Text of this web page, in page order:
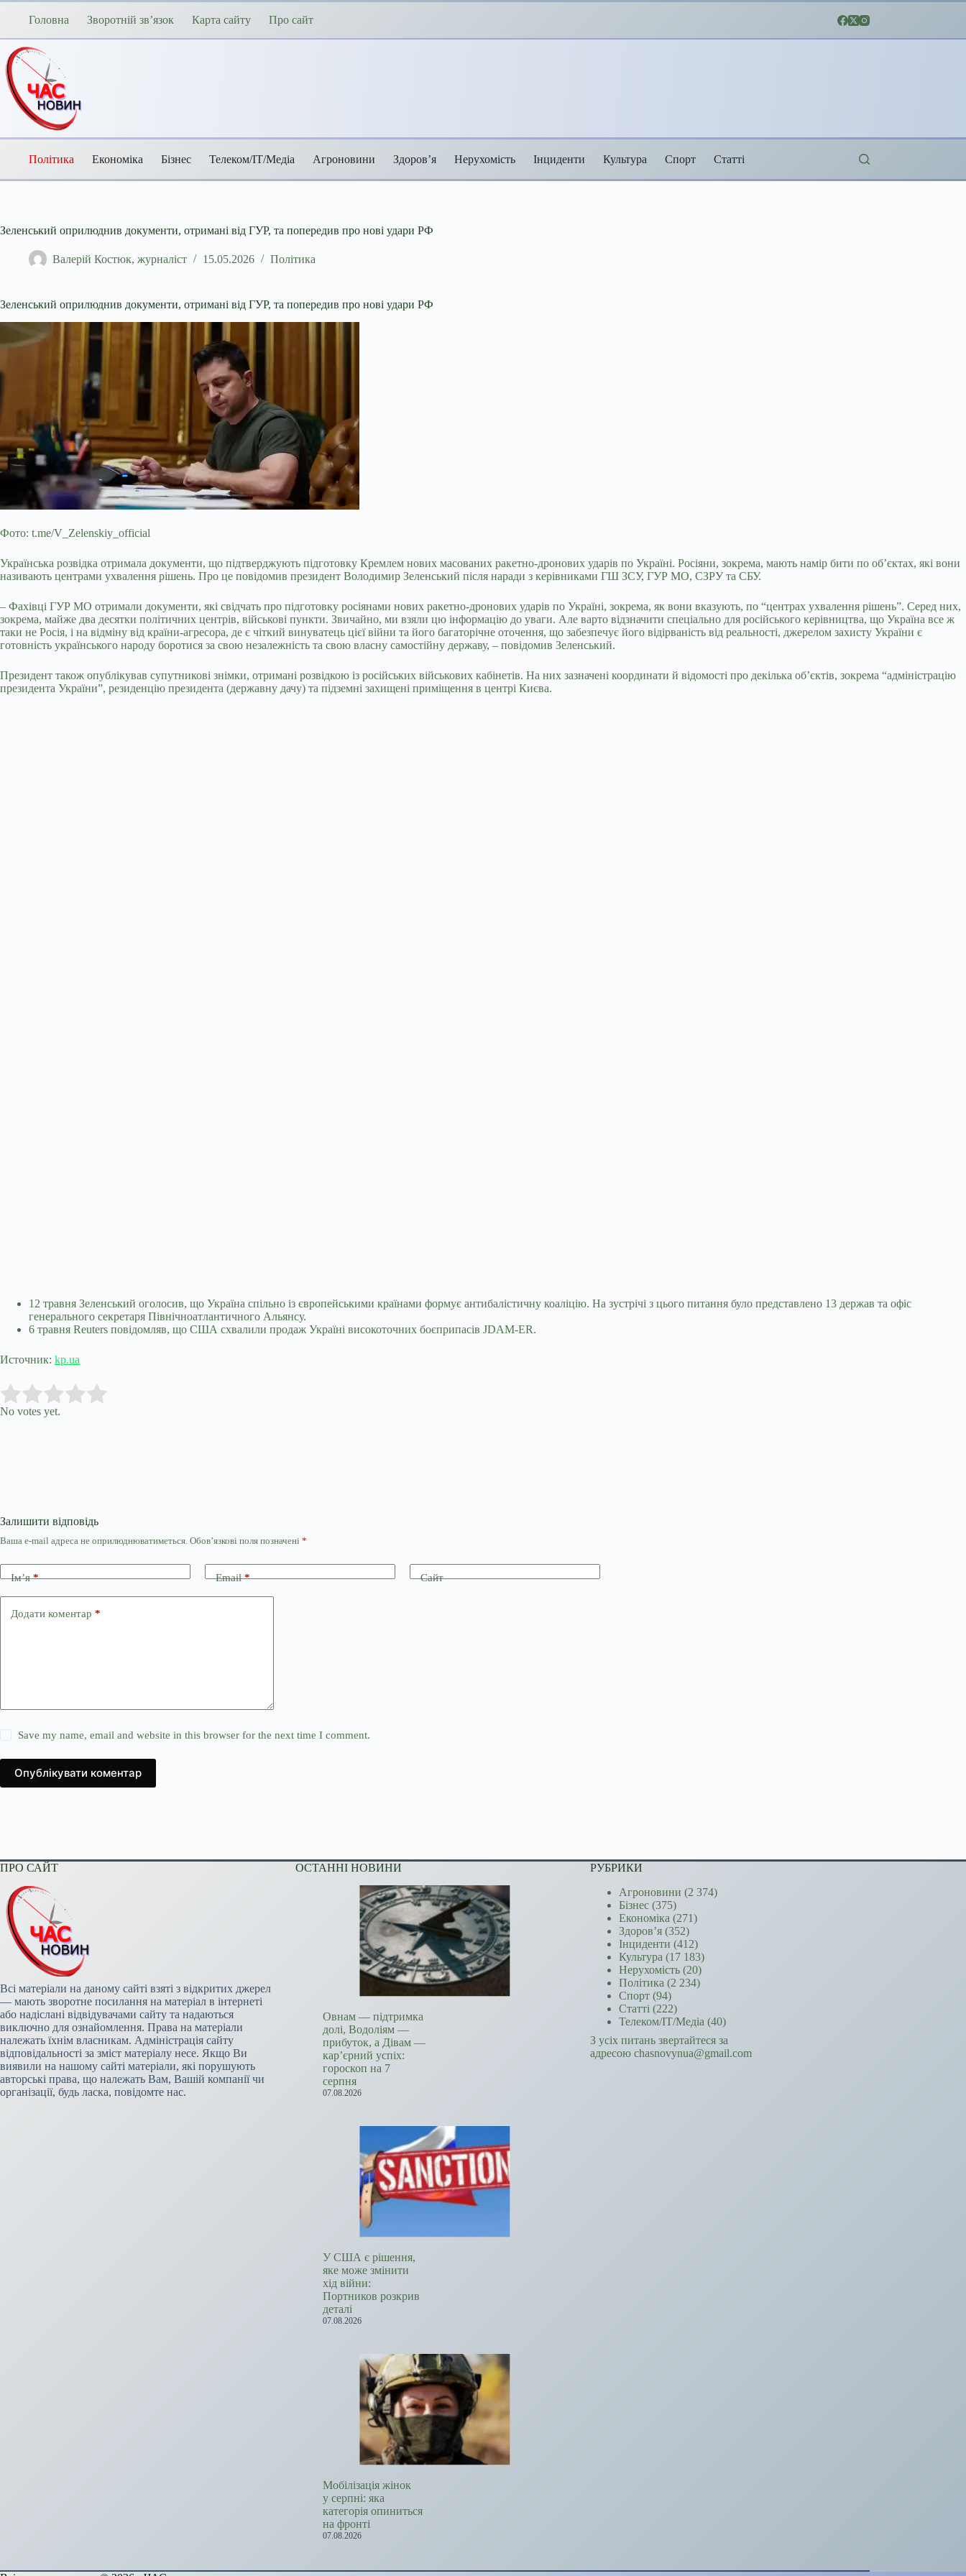
Перейти
Головна Зворотній зв’язок Карта сайту Про сайт
Політика Економіка Бізнес Телеком/ІТ/Медіа Агроновини Здоров’я Нерухомість Інциденти Культура Спорт Статті
Зеленський оприлюднив документи, отримані від ГУР, та попередив про нові удари РФ
Валерій Костюк, журналіст 15.05.2026 Політика
Зеленський оприлюднив документи, отримані від ГУР, та попередив про нові удари РФ
Фото: t.me/V_Zelenskiy_official
Українська розвідка отримала документи, що підтверджують підготовку Кремлем нових масованих ракетно-дронових ударів по Україні. Росіяни, зокрема, мають намір бити по об’єктах, які вони
називають центрами ухвалення рішень. Про це повідомив президент Володимир Зеленський після наради з керівниками ГШ ЗСУ, ГУР МО, СЗРУ та СБУ.
– Фахівці ГУР МО отримали документи, які свідчать про підготовку росіянами нових ракетно-дронових ударів по Україні, зокрема, як вони вказують, по “центрах ухвалення рішень”. Серед них,
зокрема, майже два десятки політичних центрів, військові пункти. Звичайно, ми взяли цю інформацію до уваги. Але варто відзначити спеціально для російського керівництва, що Україна все ж
таки не Росія, і на відміну від країни-агресора, де є чіткий винуватець цієї війни та його багаторічне оточення, що забезпечує його відірваність від реальності, джерелом захисту України є
готовність українського народу боротися за свою незалежність та свою власну самостійну державу, – повідомив Зеленський.
Президент також опублікував супутникові знімки, отримані розвідкою із російських військових кабінетів. На них зазначені координати й відомості про декілька об’єктів, зокрема “адміністрацію
президента України”, резиденцію президента (державну дачу) та підземні захищені приміщення в центрі Києва.
12 травня Зеленський оголосив, що Україна спільно із європейськими країнами формує антибалістичну коаліцію. На зустрічі з цього питання було представлено 13 держав та офіс
генерального секретаря Північноатлантичного Альянсу.
6 травня Reuters повідомляв, що США схвалили продаж Україні високоточних боєприпасів JDAM-ER.
Источник: kp.ua
Rate this item:
No votes yet.
Залишити відповідь
Ваша e-mail адреса не оприлюднюватиметься. Обов’язкові поля позначені *
Ім’я* Email* Сайт
Додати коментар *
Save my name, email and website in this browser for the next time I comment.
Опублікувати коментар
ПРО САЙТ
Всі матеріали на даному сайті взяті з відкритих джерел
— мають зворотне посилання на матеріал в інтернеті
або надіслані відвідувачами сайту та надаються
виключно для ознайомлення. Права на матеріали
належать їхнім власникам. Адміністрація сайту
відповідальності за зміст матеріалу несе. Якщо Ви
виявили на нашому сайті матеріали, які порушують
авторські права, що належать Вам, Вашій компанії чи
організації, будь ласка, повідомте нас.
ОСТАННІ НОВИНИ
Овнам — підтримка
долі, Водоліям —
прибуток, а Дівам —
кар’єрний успіх:
гороскоп на 7
серпня
07.08.2026
У США є рішення,
яке може змінити
хід війни:
Портников розкрив
деталі
07.08.2026
Мобілізація жінок
у серпні: яка
категорія опиниться
на фронті
07.08.2026
РУБРИКИ
Агроновини (2 374)
Бізнес (375)
Економіка (271)
Здоров’я (352)
Інциденти (412)
Культура (17 183)
Нерухомість (20)
Політика (2 234)
Спорт (94)
Статті (222)
Телеком/ІТ/Медіа (40)
З усіх питань звертайтеся за
адресою chasnovynua@gmail.com